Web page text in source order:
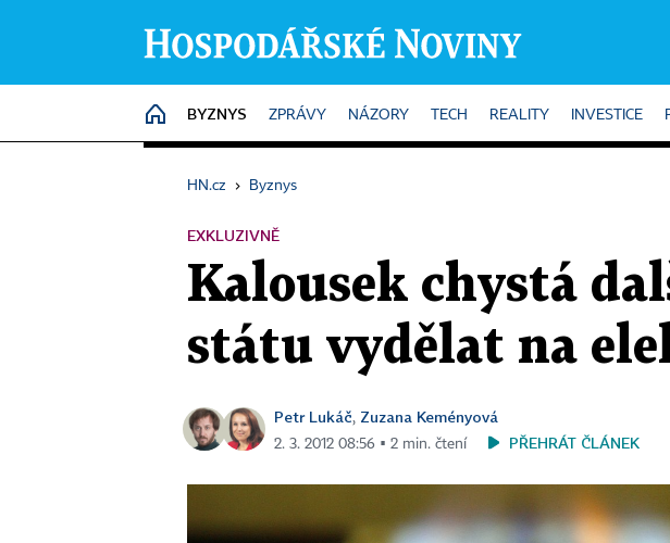
HOME
BYZNYS ZPRÁVY NÁZORY TECH REALITY INVESTICE
HN.cz › Byznys
EXKLUZIVNĚ
Kalousek chystá
státu vydělat na
Petr Lukáč, Zuzana Keményová
2. 3. 2012 08:56 ▪ 2 min. čtení PŘEHRÁT ČLÁNEK